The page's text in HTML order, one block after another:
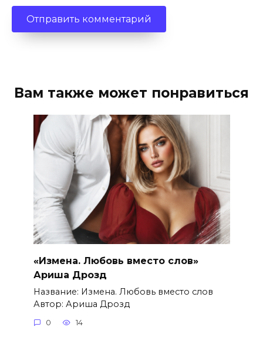
Вам также может понравиться
«Измена. Любовь вместо слов»
Ариша Дрозд
Название: Измена. Любовь вместо слов
Автор: Ариша Дрозд
0 14